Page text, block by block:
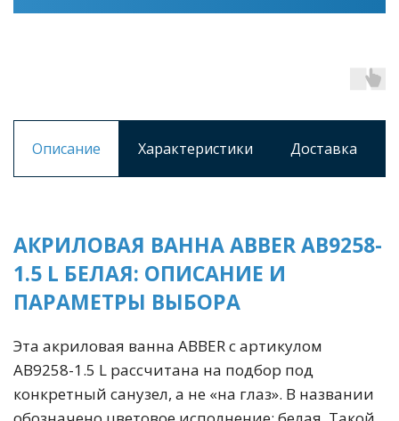
Описание Характеристики Доставка
АКРИЛОВАЯ ВАННА ABBER AB9258-
1.5 L БЕЛАЯ: ОПИСАНИЕ И
ПАРАМЕТРЫ ВЫБОРА
Эта акриловая ванна ABBER с артикулом
AB9258-1.5 L рассчитана на подбор под
конкретный санузел, а не «на глаз». В названии